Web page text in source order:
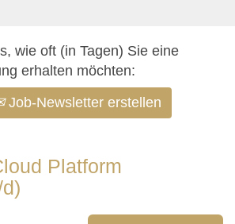
wie oft (in Tagen) Sie eine
erhalten möchten:
Job-Newsletter erstellen
Platform